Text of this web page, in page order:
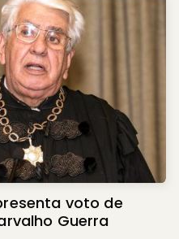
voto de
Guerra